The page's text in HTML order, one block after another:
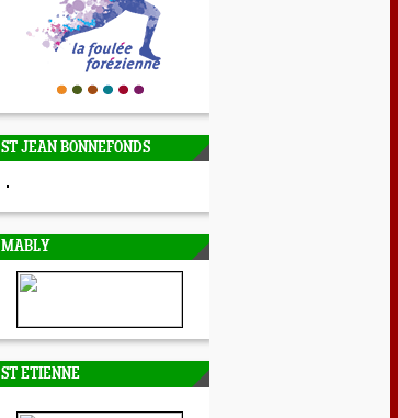
ST JEAN BONNEFONDS
MABLY
ST ETIENNE